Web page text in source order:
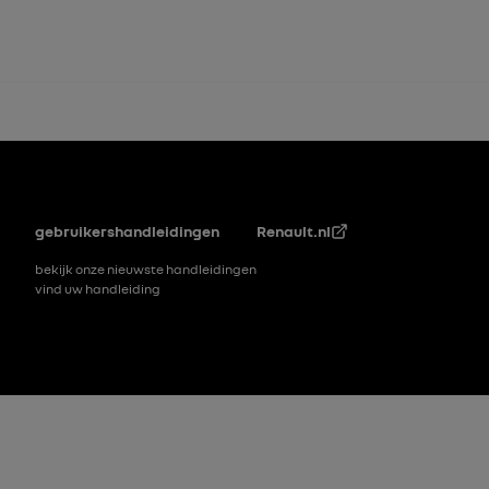
Voettekst
gebruikershandleidingen
bekijk onze nieuwste handleidingen
vind uw handleiding
Renault.nl